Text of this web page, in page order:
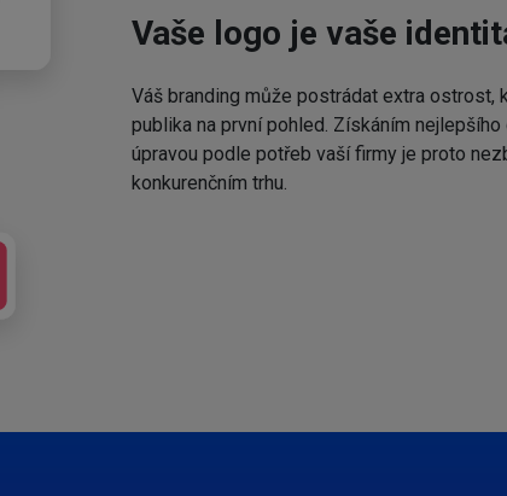
Vaše logo je vaše
Váš branding může postrádat extra ostrost,
publika na první pohled. Získáním
úpravou podle potřeb vaší firmy je proto
konkurenčním trhu.